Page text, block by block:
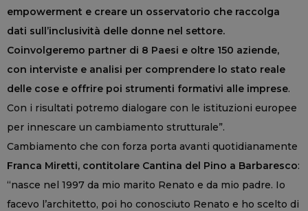
empowerment e creare un osservatorio che raccolga
dati sull’inclusività delle donne nel settore.
Coinvolgeremo partner di 8 Paesi e oltre 150 aziende,
con interviste e analisi per comprendere lo stato reale
delle cose e offrire poi strumenti formativi alle imprese.
Con i risultati potremo dialogare con le istituzioni europee
per innescare un cambiamento strutturale”.
Cambiamento che con forza porta avanti quotidianamente
Franca Miretti, contitolare Cantina del Pino a Barbaresco:
“nasce nel 1997 da mio marito Renato e da mio padre. Io
facevo l’architetto, poi ho conosciuto Renato e ho scelto di